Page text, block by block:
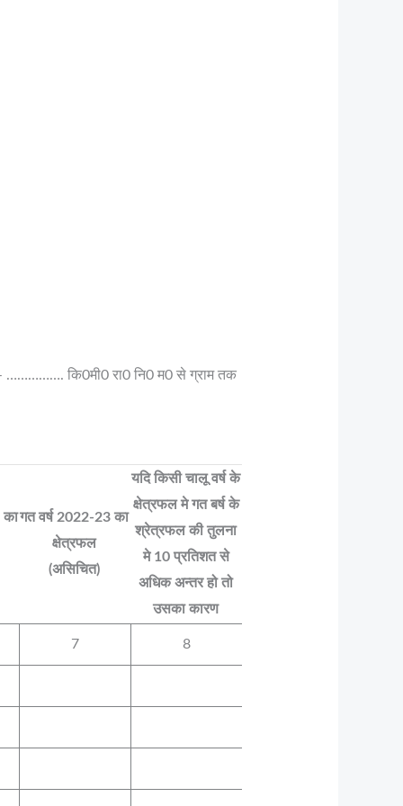
……………. कि0मी0 रा0 नि0 म0 से ग्राम तक
कागत वर्ष 2022-23 का
क्षेत्रफल
(असिचित)
यदि किसी चालू वर्ष के
क्षेत्रफल मे गत बर्ष के
श्रेत्रफल की तुलना
मे 10 प्रतिशत से
अधिक अन्तर हो तो
उसका कारण
7 8